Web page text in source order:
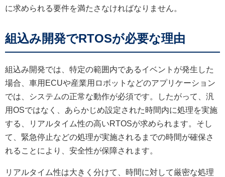
に求められる要件を満たさなければなりません。
組込み開発でRTOSが必要な理由
組込み開発では、特定の範囲内であるイベントが発生した
場合、車用ECUや産業用ロボットなどのアプリケーション
では、システムの正常な動作が必須です。したがって、汎
用OSではなく、あらかじめ設定された時間内に処理を実施
する、リアルタイム性の高いRTOSが求められます。そし
て、緊急停止などの処理が実施されるまでの時間が確保さ
れることにより、安全性が保障されます。
リアルタイム性は大きく分けて、時間に対して厳密な処理